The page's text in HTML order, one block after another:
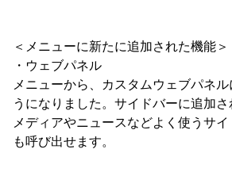
＜メニューに新たに追加された機能＞
・ウェブパネル
メニューから、カスタムウェブパネ
うになりました。サイドバーに追加
メディアやニュースなどよく使うサ
も呼び出せます。